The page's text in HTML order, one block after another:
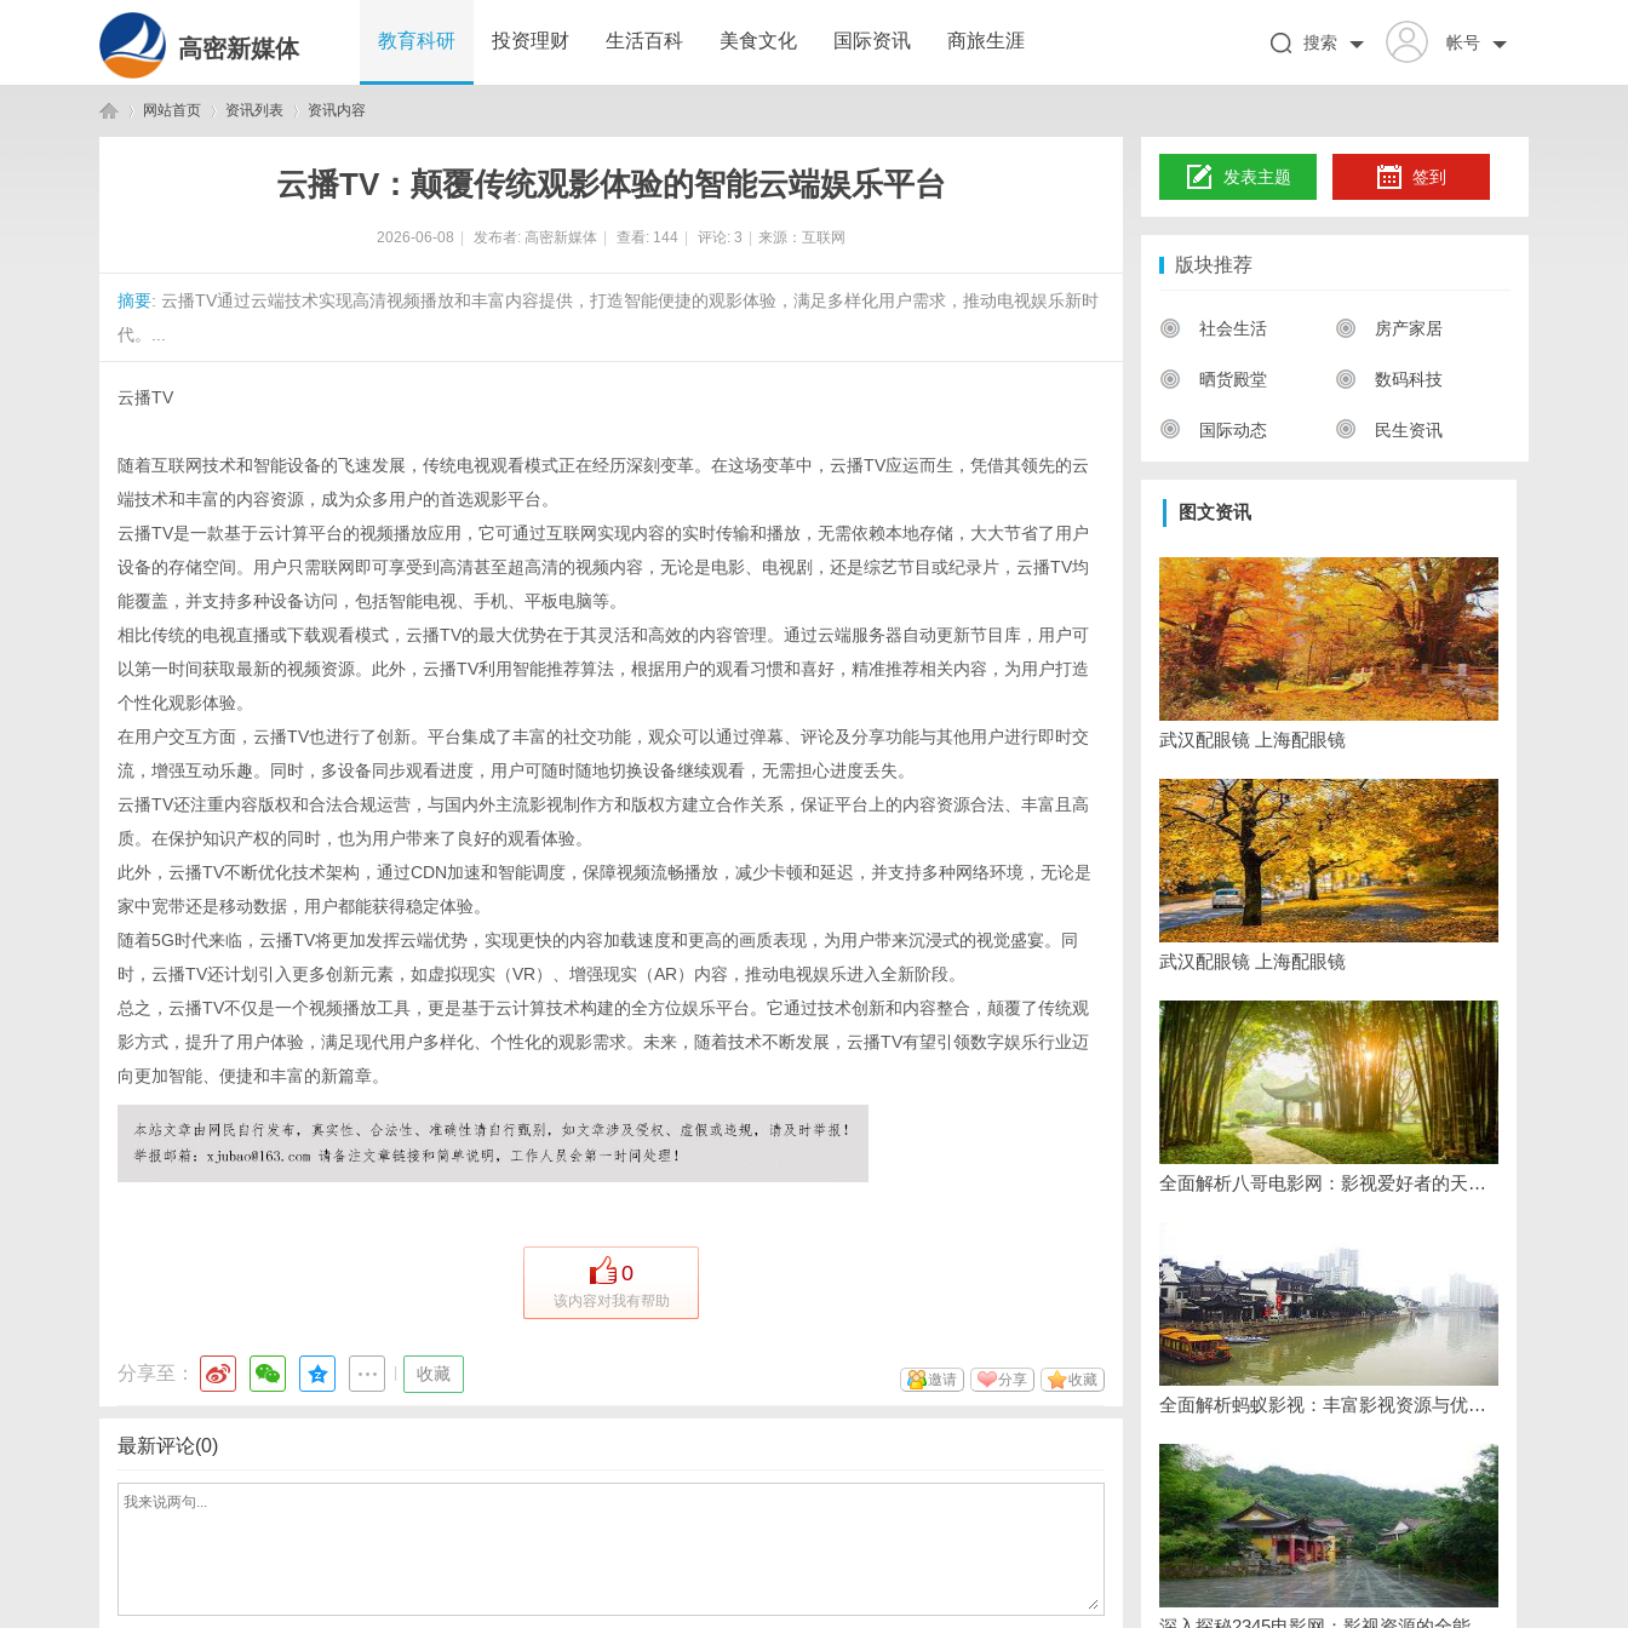
高密新媒体 教育科研 投资理财 生活百科 美食文化 国际资讯 商旅生涯 帐号
搜索
网站首页 资讯列表 资讯内容
云播TV：颠覆传统观影体验的智能云端娱乐平台
2026-06-08 发布者: 高密新媒体 查看: 144 评论: 3 来源：互联网
摘要: 云播TV通过云端技术实现高清视频播放和丰富内容提供，打造智能便捷的观影体验，满足多样化用户需求，推动电视娱乐新时
代。...
云播TV
随着互联网技术和智能设备的飞速发展，传统电视观看模式正在经历深刻变革。在这场变革中，云播TV应运而生，凭借其领先的云
端技术和丰富的内容资源，成为众多用户的首选观影平台。
云播TV是一款基于云计算平台的视频播放应用，它可通过互联网实现内容的实时传输和播放，无需依赖本地存储，大大节省了用户
设备的存储空间。用户只需联网即可享受到高清甚至超高清的视频内容，无论是电影、电视剧，还是综艺节目或纪录片，云播TV均
能覆盖，并支持多种设备访问，包括智能电视、手机、平板电脑等。
相比传统的电视直播或下载观看模式，云播TV的最大优势在于其灵活和高效的内容管理。通过云端服务器自动更新节目库，用户可
以第一时间获取最新的视频资源。此外，云播TV利用智能推荐算法，根据用户的观看习惯和喜好，精准推荐相关内容，为用户打造
个性化观影体验。
在用户交互方面，云播TV也进行了创新。平台集成了丰富的社交功能，观众可以通过弹幕、评论及分享功能与其他用户进行即时交
流，增强互动乐趣。同时，多设备同步观看进度，用户可随时随地切换设备继续观看，无需担心进度丢失。
云播TV还注重内容版权和合法合规运营，与国内外主流影视制作方和版权方建立合作关系，保证平台上的内容资源合法、丰富且高
质。在保护知识产权的同时，也为用户带来了良好的观看体验。
此外，云播TV不断优化技术架构，通过CDN加速和智能调度，保障视频流畅播放，减少卡顿和延迟，并支持多种网络环境，无论是
家中宽带还是移动数据，用户都能获得稳定体验。
随着5G时代来临，云播TV将更加发挥云端优势，实现更快的内容加载速度和更高的画质表现，为用户带来沉浸式的视觉盛宴。同
时，云播TV还计划引入更多创新元素，如虚拟现实（VR）、增强现实（AR）内容，推动电视娱乐进入全新阶段。
总之，云播TV不仅是一个视频播放工具，更是基于云计算技术构建的全方位娱乐平台。它通过技术创新和内容整合，颠覆了传统观
影方式，提升了用户体验，满足现代用户多样化、个性化的观影需求。未来，随着技术不断发展，云播TV有望引领数字娱乐行业迈
向更加智能、便捷和丰富的新篇章。
0
该内容对我有帮助
分享至： 收藏 收藏
分享
邀请
最新评论(0)
发表主题 签到
版块推荐
社会生活 房产家居
晒货殿堂 数码科技
国际动态 民生资讯
图文资讯
武汉配眼镜 上海配眼镜
武汉配眼镜 上海配眼镜
全面解析八哥电影网：影视爱好者的天堂与资源宝库
全面解析蚂蚁影视：丰富影视资源与优质观影体验的新时代平台